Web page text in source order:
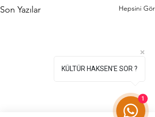
Son Yazılar Hepsini Gör
KÜLTÜR HAKSEN'E SOR ?
1